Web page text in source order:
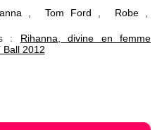
, Tom Ford , Robe,
: Rihanna, divine en femme
Ball 2012